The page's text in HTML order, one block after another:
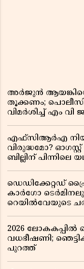
അർജുൻ
തൂക്കണം;
വിമർശിച്ച് എം
എഫ്സിആർഎ നിയമ
വിരുദ്ധമോ?
ബില്ലിന്
ഡെഡിക്കേറ്റഡ്
കാർഗോ
റെയിൽവേയുടെ
2026
വധഭീഷണി;
പുറത്ത്